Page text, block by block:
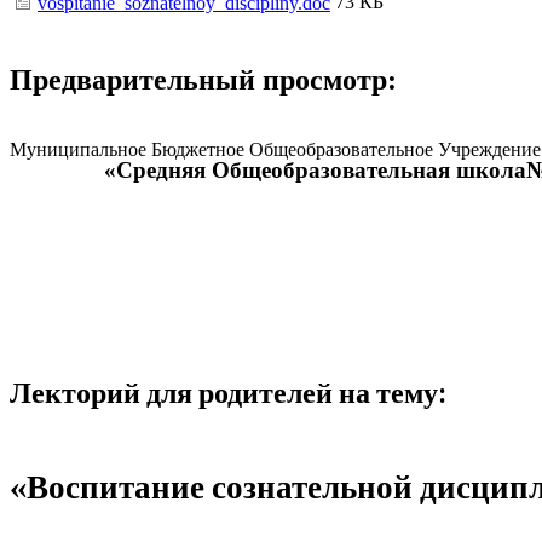
Предварительный просмотр:
Муниципальное Бюджетное Общеобразовательное Учреждение
«Средняя Общеобразовательная
Лекторий для родителей на тему:
«Воспитание сознательной